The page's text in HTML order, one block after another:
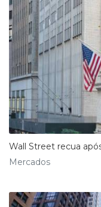
Wall Street recua
Mercados